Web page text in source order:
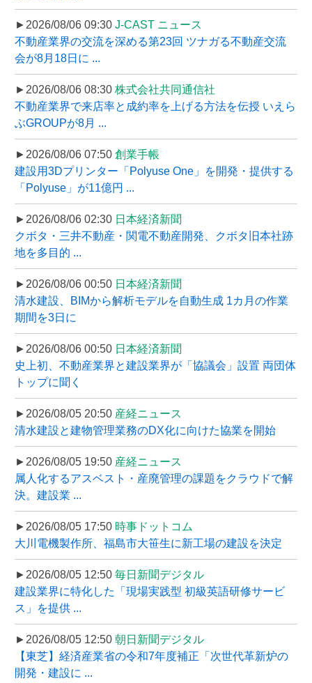
►2026/08/06 09:30 J-CAST ニュース
不動産業界の交流を深める第23回 ツナガる不動産交流
会が8月18日に ...
►2026/08/06 08:30 株式会社共同通信社
不動産業界で来店率と成約率を上げる方法を伝授 いえら
ぶGROUPが8月 ...
►2026/08/06 07:50 創業手帳
建設用3Dプリンター「Polyuse One」を開発・提供する
「Polyuse」が11億円 ...
►2026/08/06 02:30 日本経済新聞
クボタ・三井不動産・関電不動産開発、クボタ旧本社跡
地を多目的 ...
►2026/08/06 00:50 日本経済新聞
清水建設、BIMから解析モデルを自動生成 1カ月の作業
期間を3日に
►2026/08/06 00:50 日本経済新聞
史上初、不動産業界と建設業界が「協議会」設置 両団体
トップに聞く
►2026/08/05 20:50 産経ニュース
清水建設と建物管理業務のDX化に向けた協業を開始
►2026/08/05 19:50 産経ニュース
属人化するアスベスト・産廃管理の課題をクラウドで解
決。建設業 ...
►2026/08/05 17:50 時事ドットコム
大川電機製作所、福島市大笹生に新工場の建設を決定
►2026/08/05 12:50 毎日新聞デジタル
建設業界に特化した「現場実践型 初級英語研修サービ
ス」を提供 ...
►2026/08/05 12:50 朝日新聞デジタル
【東芝】経済産業省の令和7年度補正「次世代革新炉の
開発・建設に ...